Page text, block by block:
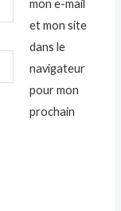
mon e-mail
et mon site
dans le
navigateur
pour mon
prochain